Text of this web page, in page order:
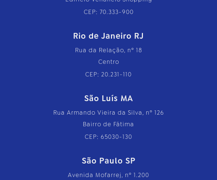
CEP: 70.333-900
Rio de Janeiro RJ
Rua da Relação, nº 18
Centro
CEP: 20.231-110
São Luís MA
Rua Armando Vieira da Silva, nº 126
Bairro de Fátima
CEP: 65030-130
São Paulo SP
Avenida Mofarrej, nº 1.200